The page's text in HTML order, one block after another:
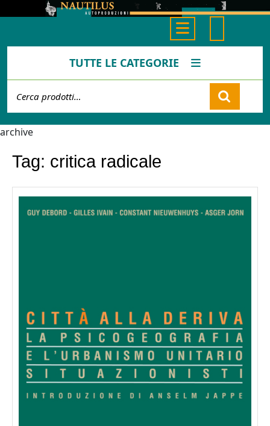
Button
TUTTE LE CATEGORIE
Cart
archive
Tag: critica radicale